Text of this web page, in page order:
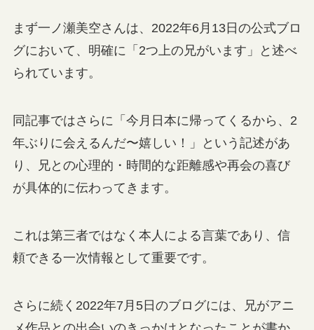
まず一ノ瀬美空さんは、2022年6月13日の公式ブロ
グにおいて、明確に「2つ上の兄がいます」と述べ
られています。
同記事ではさらに「今月日本に帰ってくるから、2
年ぶりに会えるんだ〜嬉しい！」という記述があ
り、兄との心理的・時間的な距離感や再会の喜び
が具体的に伝わってきます。
これは第三者ではなく本人による言葉であり、信
頼できる一次情報として重要です。
さらに続く2022年7月5日のブログには、兄がアニ